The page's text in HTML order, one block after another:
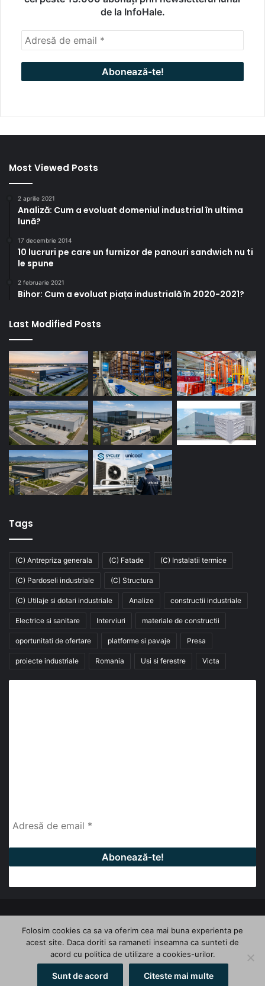
de la InfoHale.
Most Viewed Posts
2 aprilie 2021
Analiză: Cum a evoluat domeniul industrial în ultima
lună?
17 decembrie 2014
10 lucruri pe care un furnizor de panouri sandwich nu ti
le spune
2 februarie 2021
Bihor: Cum a evoluat piața industrială în 2020-2021?
Last Modified Posts
Tags
(C) Antrepriza generala (C) Fatade (C) Instalatii termice
(C) Pardoseli industriale (C) Structura
(C) Utilaje si dotari industriale Analize constructii industriale
Electrice si sanitare Interviuri materiale de constructii
oportunitati de ofertare platforme si pavaje Presa
proiecte industriale Romania Usi si ferestre Victa
FacebookLinkedInYouTube
Folosim cookies ca sa va oferim cea mai buna experienta pe
acest site. Daca doriti sa ramaneti inseamna ca sunteti de
acord cu politica de utilizare a cookies-urilor.
Sunt de acord Citeste mai multe